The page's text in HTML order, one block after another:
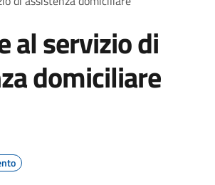
al servizio di
domiciliare